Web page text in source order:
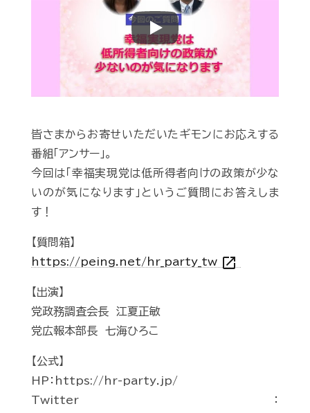
Play
皆さまからお寄せいただいたギモンにお応えする
番組「アンサー」。
今回は「幸福実現党は低所得者向けの政策が少な
いのが気になります」というご質問にお答えしま
す！
【質問箱】
https://peing.net/hr_party_tw open_in_new
【出演】
党政務調査会長 江夏正敏
党広報本部長 七海ひろこ
【公式】
HP：https://hr-party.jp/
Twitter：